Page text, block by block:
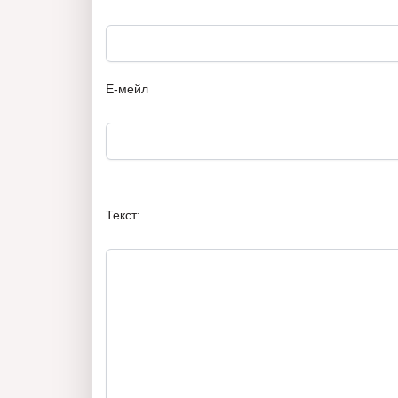
Е-мейл
Текст: